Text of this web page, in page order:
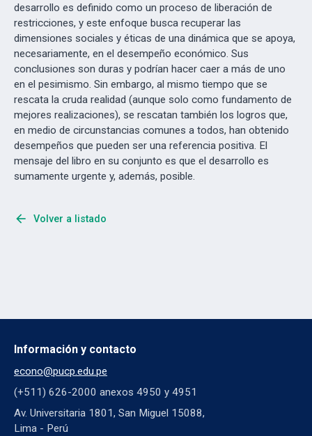
desarrollo es definido como un proceso de liberación de
restricciones, y este enfoque busca recuperar las
dimensiones sociales y éticas de una dinámica que se apoya,
necesariamente, en el desempeño económico. Sus
conclusiones son duras y podrían hacer caer a más de uno
en el pesimismo. Sin embargo, al mismo tiempo que se
rescata la cruda realidad (aunque solo como fundamento de
mejores realizaciones), se rescatan también los logros que,
en medio de circunstancias comunes a todos, han obtenido
desempeños que pueden ser una referencia positiva. El
mensaje del libro en su conjunto es que el desarrollo es
sumamente urgente y, además, posible.
arrow_back Volver a listado
Información y contacto
econo@pucp.edu.pe
(+511) 626-2000 anexos 4950 y 4951
Av. Universitaria 1801, San Miguel 15088,
Lima - Perú